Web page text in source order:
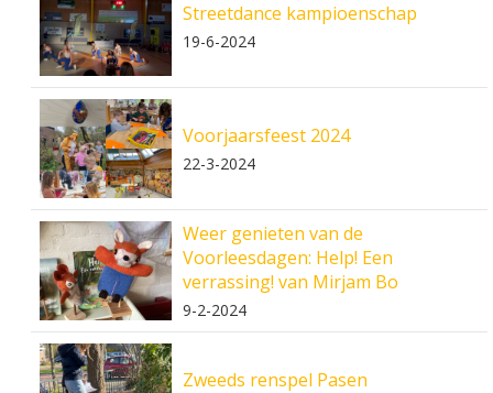
Streetdance kampioenschap
19-6-2024
Voorjaarsfeest 2024
22-3-2024
Weer genieten van de
Voorleesdagen: Help! Een
verrassing! van Mirjam Bo
9-2-2024
Zweeds renspel Pasen